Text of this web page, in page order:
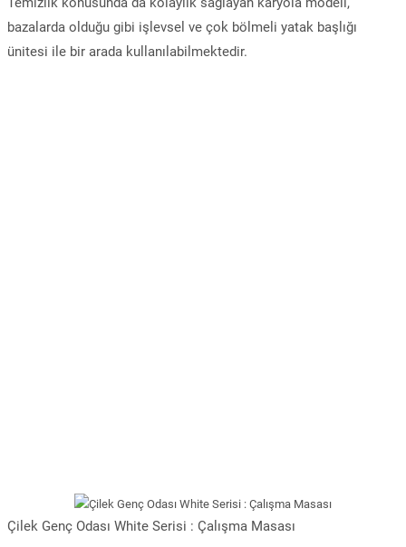
bazalarda olduğu gibi işlevsel ve çok bölmeli yatak başlığı
ünitesi ile bir arada kullanılabilmektedir.
Çilek Genç Odası White Serisi : Çalışma Masası